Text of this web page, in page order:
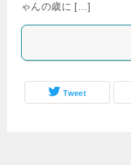
ゃんの歳に […]
Tweet